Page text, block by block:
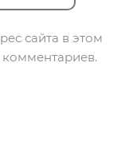
сайта в этом